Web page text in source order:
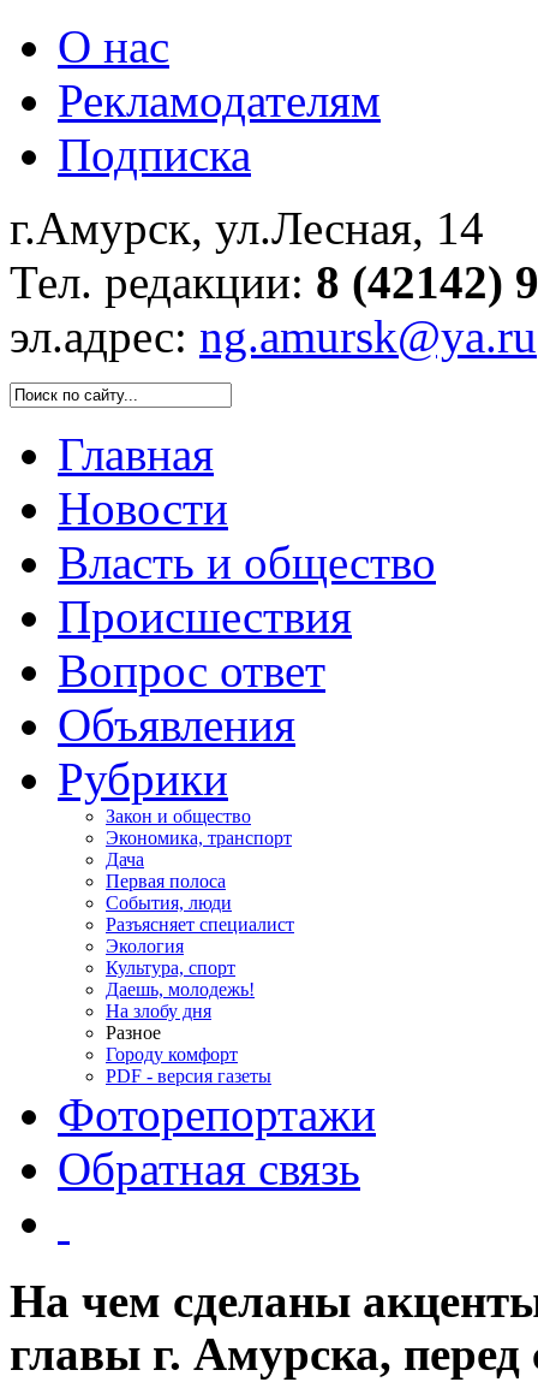
О нас
Рекламодателям
Подписка
г.Амурск, ул.Лесная, 14
Тел. редакции: 8 (42142)
эл.адрес: ng.amursk@ya.ru
Главная
Новости
Власть и общество
Происшествия
Вопрос ответ
Объявления
Рубрики
Закон и общество
Экономика, транспорт
Дача
Первая полоса
События, люди
Разъясняет специалист
Экология
Культура, спорт
Даешь, молодежь!
На злобу дня
Разное
Городу комфорт
PDF - версия газеты
Фоторепортажи
Обратная связь
На чем сделаны
главы г. Амурска, перед